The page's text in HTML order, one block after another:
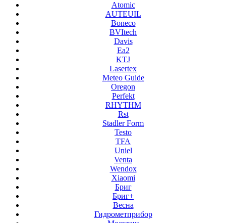
Atomic
AUTEUIL
Boneco
BVItech
Davis
Ea2
KTJ
Lasertex
Meteo Guide
Oregon
Perfekt
RHYTHM
Rst
Stadler Form
Testo
TFA
Uniel
Venta
Wendox
Xiaomi
Бриг
Бриг+
Весна
Гидрометприбор